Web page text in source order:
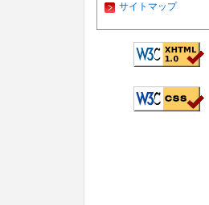
サイトマップ